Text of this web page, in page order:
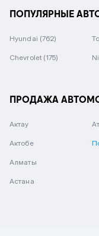
ПОПУЛЯРНЫЕ
Hyundai (762)
Chevrolet (175)
ПРОДАЖА
Актау
Актобе
Алматы
Астана